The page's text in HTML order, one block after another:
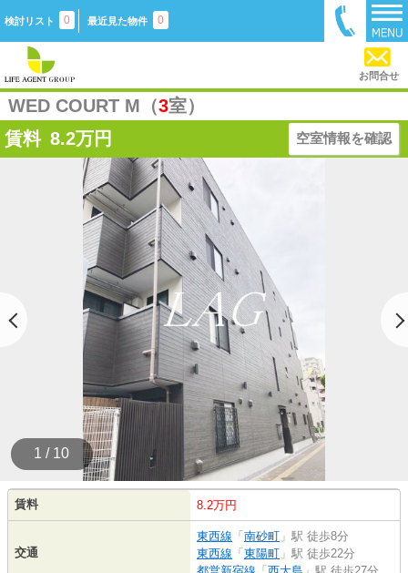
検討リスト 0 最近見た物件 0
お問合せ
WED COURT M（3室）
賃料 8.2万円 空室情報を確認
1 / 10
賃料 8.2万円
交通
東西線 「 南砂町 」駅 徒歩8分
東西線 「 東陽町 」駅 徒歩22分